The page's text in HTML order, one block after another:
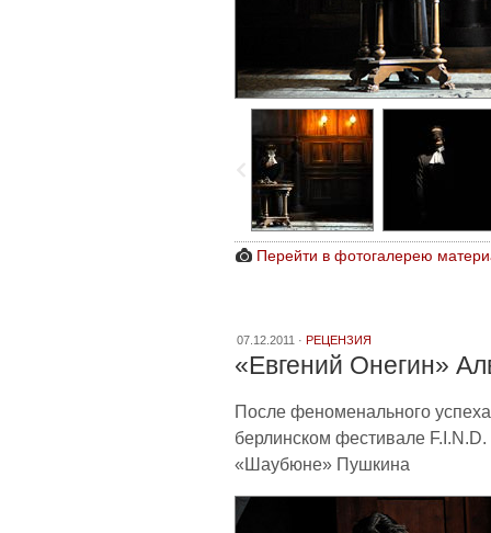
Перейти в фотогалерею
07.12.2011 · РЕЦЕНЗИЯ
«Евгений Онегин»
После феноменального
берлинском фестивале
«Шаубюне» Пушкина